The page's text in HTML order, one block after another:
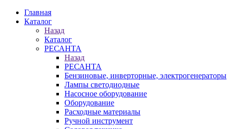
Главная
Каталог
Назад
Каталог
РЕСАНТА
Назад
РЕСАНТА
Бензиновые, инверторные, электрогенераторы
Лампы светодиодные
Насосное оборудование
Оборудование
Расходные материалы
Ручной инструмент